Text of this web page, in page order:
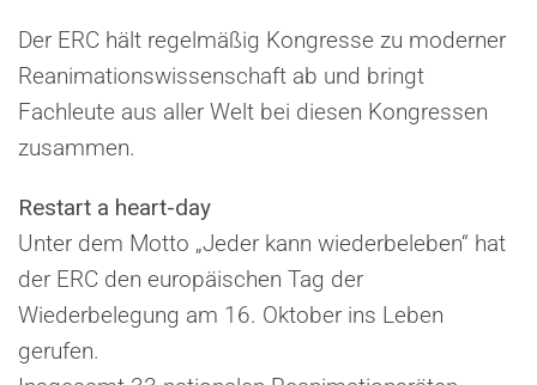
Der ERC hält regelmäßig Kongresse zu moderner
Reanimationswissenschaft ab und bringt
Fachleute aus aller Welt bei diesen Kongressen
zusammen.
Restart a heart-day
Unter dem Motto „Jeder kann wiederbeleben“ hat
der ERC den europäischen Tag der
Wiederbelegung am 16. Oktober ins Leben
gerufen.